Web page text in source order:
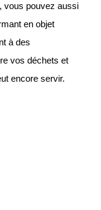
vous pouvez aussi
en objet
à des
vos déchets et
encore servir.